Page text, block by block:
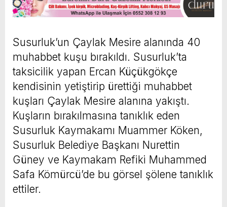
Susurluk’un Çaylak Mesire alanında 40
muhabbet kuşu bırakıldı. Susurluk’ta
taksicilik yapan Ercan Küçükgökçe
kendisinin yetiştirip ürettiği muhabbet
kuşları Çaylak Mesire alanına yakıştı.
Kuşların bırakılmasına tanıklık eden
Susurluk Kaymakamı Muammer Köken,
Susurluk Belediye Başkanı Nurettin
Güney ve Kaymakam Refiki Muhammed
Safa Kömürcü’de bu görsel şölene tanıklık
ettiler.